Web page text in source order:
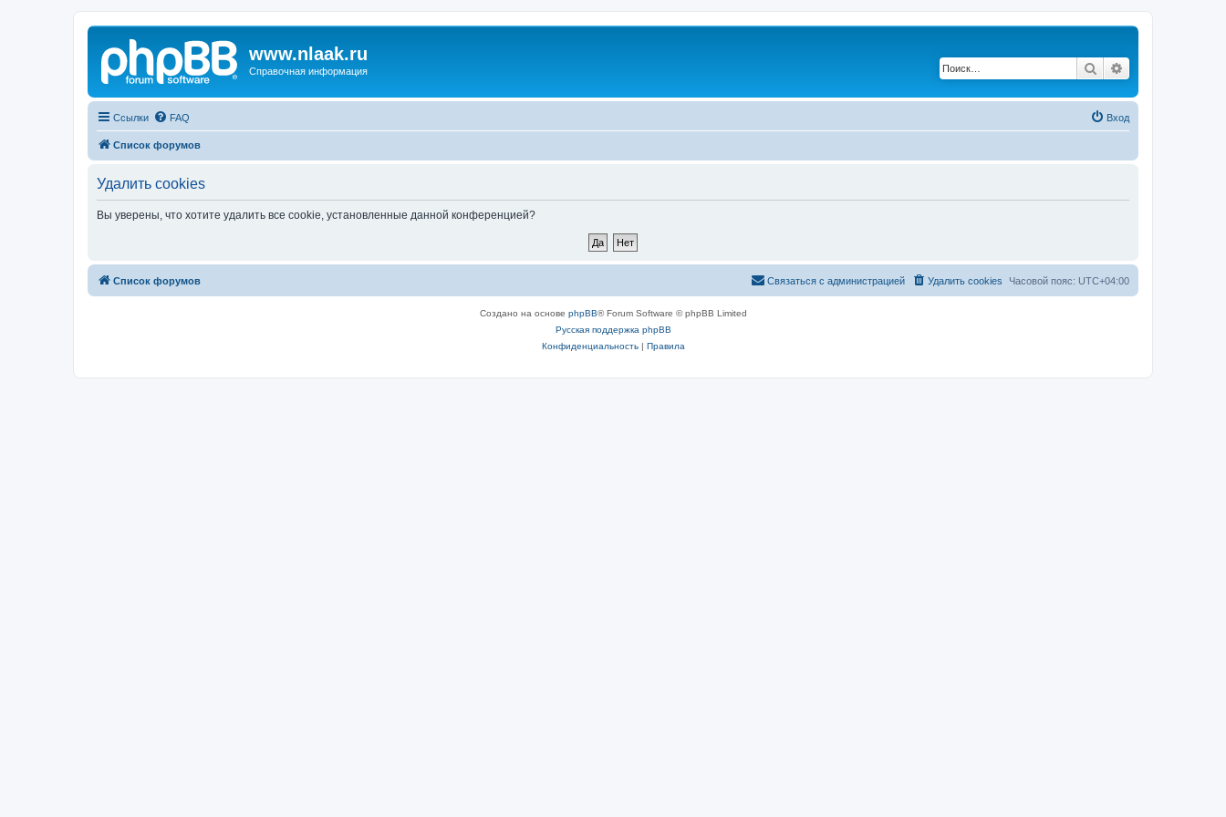
www.nlaak.ru
Справочная информация Поиск
Ссылки FAQ Вход
Список форумов
Удалить cookies
Вы уверены, что хотите удалить все cookie, установленные данной конференцией?
Список форумов Часовой пояс: UTC+04:00
Удалить cookies
Связаться с администрацией
Создано на основе phpBB® Forum Software © phpBB Limited
Русская поддержка phpBB
Конфиденциальность| Правила